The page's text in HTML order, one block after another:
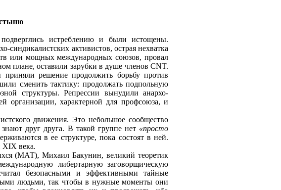
истреблению и были истощены.
синдикалистских активистов, острая нехватка
или мощных международных союзов, провал
плане, оставили зарубки в душе членов CNT.
решение продолжить борьбу против
сменить тактику: продолжать подпольную
структуры. Репрессии вынудили анархо-
организации, характерной для профсоюза, и
движения. Это небольшое сообщество
друг друга. В такой группе нет «просто
в ее структуре, пока состоят в ней.
XIX века.
(МАТ), Михаил Бакунин, великий теоретик
либертарную заговорщическую
безопасными и эффективными тайные
людьми, так чтобы в нужные моменты они